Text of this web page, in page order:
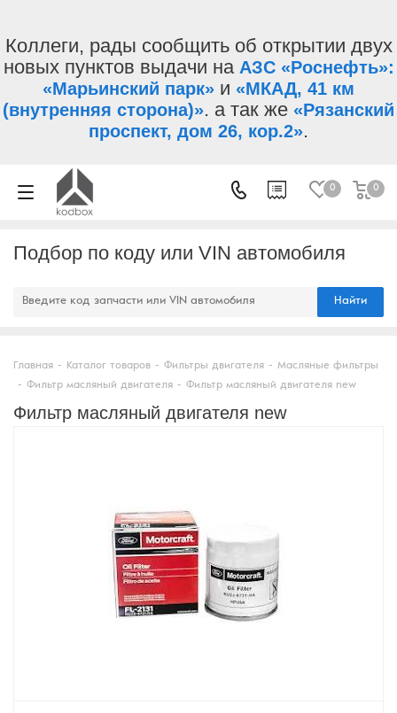
Коллеги, рады сообщить об открытии двух
новых пунктов выдачи на АЗС «Роснефть»:
«Марьинский парк» и «МКАД, 41 км
(внутренняя сторона)». а так же «Рязанский
проспект, дом 26, кор.2».
0 0
Подбор по коду или VIN автомобиля
Найти
Главная - Каталог товаров - Фильтры двигателя - Масляные фильтры
- Фильтр масляный двигателя - Фильтр масляный двигателя new
Фильтр масляный двигателя new